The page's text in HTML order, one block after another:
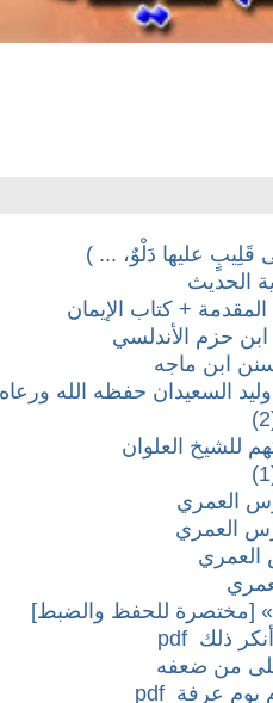
قَلِيبٍ عليها دَلْوٌ، ... )
الحديث
ابن ماجه
للشيخ العلوان
العمري
العمري
العمري
[مختصرة للحفظ والضبط]
ذلك pdf
من ضعفه
يوم عرفة pdf